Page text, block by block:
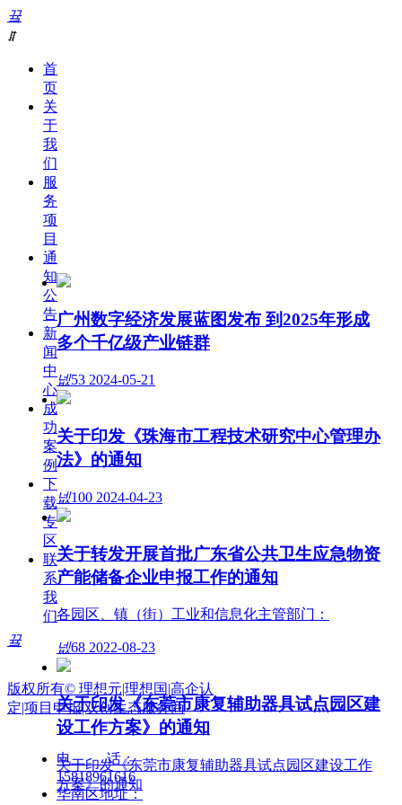
끀
ꁲ
首
页
关
于
我
们
服
务
项
目
通
知
公
告
新
闻
中
心
成
功
案
例
下
载
专
区
联
系
我
们
广州数字经济发展蓝图发布 到2025年形成
多个千亿级产业链群
넶53 2024-05-21
关于印发《珠海市工程技术研究中心管理办
法》的通知
넶100 2024-04-23
关于转发开展首批广东省公共卫生应急物资
产能储备企业申报工作的通知
各园区、镇（街）工业和信息化主管部门：
넶68 2022-08-23
关于印发《东莞市康复辅助器具试点园区建
设工作方案》的通知
关于印发《东莞市康复辅助器具试点园区建设工作
方案》的通知
끀
版权所有© 理想元|理想国|高企认
定|项目申报|双创生态服务商
电          话：
15818961616
华南区地址：